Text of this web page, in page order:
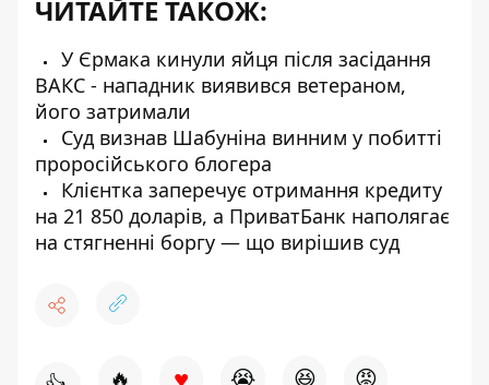
ЧИТАЙТЕ ТАКОЖ:
У Єрмака кинули яйця після засідання
ВАКС - нападник виявився ветераном,
його затримали
Суд визнав Шабуніна винним у побитті
проросійського блогера
Клієнтка заперечує отримання кредиту
на 21 850 доларів, а ПриватБанк наполягає
на стягненні боргу — що вирішив суд
🔥 😭 😆 😡